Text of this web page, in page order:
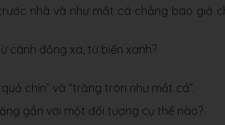
nhà và như mắt cá chẳng bao giờ
cánh đồng xa, từ biển xanh?
chín” và “trăng tròn như mắt cá”.
gắn với một đối tượng cụ thể nào?